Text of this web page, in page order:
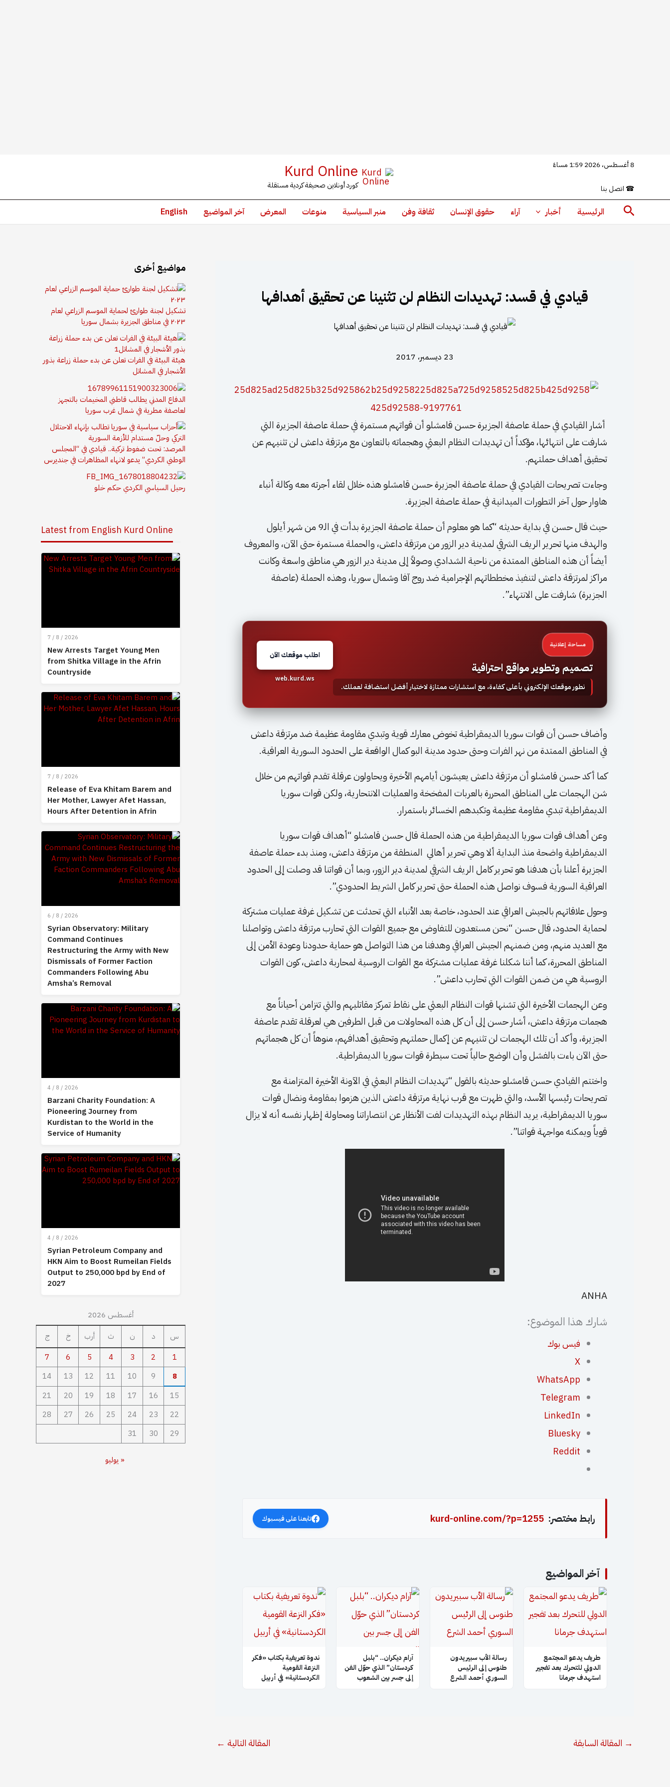
المحتوى
8 أغسطس، 2026 1:59 مساءً
☎ اتصل بنا
Kurd Online
كورد أونلاين صحيفة كردية مستقلة
البحث الرئيسية أخبار آراء حقوق الإنسان ثقافة وفن منبر السياسية منوعات المعرض آخر المواضيع English
قيادي في قسد: تهديدات النظام لن تثنينا عن تحقيق أهدافها
23 ديسمبر، 2017
أشار القيادي في حملة عاصفة الجزيرة حسن قامشلو أن قواتهم مستمرة في حملة عاصفة الجزيرة التي
شارفت على انتهائها، مؤكداً أن تهديدات النظام البعثي وهجماته بالتعاون مع مرتزقة داعش لن تثنيهم عن
تحقيق أهداف حملتهم.
وجاءت تصريحات القيادي في حملة عاصفة الجزيرة حسن قامشلو هذه خلال لقاء أجرته معه وكالة أنباء
هاوار حول آخر التطورات الميدانية في حملة عاصفة الجزيرة.
حيث قال حسن في بداية حديثه “كما هو معلوم أن حملة عاصفة الجزيرة بدأت في الـ9 من شهر أيلول
والهدف منها تحرير الريف الشرقي لمدينة دير الزور من مرتزقة داعش، والحملة مستمرة حتى الآن، والمعروف
أيضاً أن هذه المناطق الممتدة من ناحية الشدادي وصولاً إلى مدينة دير الزور هي مناطق واسعة وكانت
مراكز لمرتزقة داعش لتنفيذ مخططاتهم الإجرامية ضد روج آفا وشمال سوريا، وهذه الحملة (عاصفة
الجزيرة) شارفت على الانتهاء”.
مساحة إعلانية
تصميم وتطوير مواقع احترافية
نطور موقعك الإلكتروني بأعلى كفاءة، مع استشارات ممتازة لاختيار أفضل استضافة لعملك.
اطلب موقعك الآن
web.kurd.ws
وأضاف حسن أن قوات سوريا الديمقراطية تخوض معارك قوية وتبدي مقاومة عظيمة ضد مرتزقة داعش
في المناطق الممتدة من نهر الفرات وحتى حدود مدينة البو كمال الواقعة على الحدود السورية العراقية.
كما أكد حسن قامشلو أن مرتزقة داعش يعيشون أيامهم الأخيرة ويحاولون عرقلة تقدم قواتهم من خلال
شن الهجمات على المناطق المحررة بالعربات المفخخة والعمليات الانتحارية، ولكن قوات سوريا
الديمقراطية تبدي مقاومة عظيمة وتكبدهم الخسائر باستمرار.
وعن أهداف قوات سوريا الديمقراطية من هذه الحملة قال حسن قامشلو “أهداف قوات سوريا
الديمقراطية واضحة منذ البداية ألا وهي تحرير أهالي المنطقة من مرتزقة داعش، ومنذ بدء حملة عاصفة
الجزيرة أعلنا بأن هدفنا هو تحرير كامل الريف الشرقي لمدينة دير الزور، وبما أن قواتنا قد وصلت إلى الحدود
العراقية السورية فسوف نواصل هذه الحملة حتى تحرير كامل الشريط الحدودي”.
وحول علاقاتهم بالجيش العراقي عند الحدود، خاصة بعد الأنباء التي تحدثت عن تشكيل غرفة عمليات مشتركة
لحماية الحدود، قال حسن “نحن مستعدون للتفاوض مع جميع القوات التي تحارب مرتزقة داعش وتواصلنا
مع العديد منهم، ومن ضمنهم الجيش العراقي وهدفنا من هذا التواصل هو حماية حدودنا وعودة الأمن إلى
المناطق المحررة، كما أننا شكلنا غرفة عمليات مشتركة مع القوات الروسية لمحاربة داعش، كون القوات
الروسية هي من ضمن القوات التي تحارب داعش”.
وعن الهجمات الأخيرة التي تشنها قوات النظام البعثي على نقاط تمركز مقاتليهم والتي تتزامن أحياناً مع
هجمات مرتزقة داعش، أشار حسن إلى أن كل هذه المحاولات من قبل الطرفين هي لعرقلة تقدم عاصفة
الجزيرة، وأكد أن تلك الهجمات لن تثنيهم عن إكمال حملتهم وتحقيق أهدافهم، منوهاً أن كل هجماتهم
حتى الآن باءت بالفشل وأن الوضع حالياً تحت سيطرة قوات سوريا الديمقراطية.
واختتم القيادي حسن قامشلو حديثه بالقول “تهديدات النظام البعثي في الآونة الأخيرة المتزامنة مع
تصريحات رئيسها الأسد، والتي ظهرت مع قرب نهاية مرتزقة داعش الذين هزموا بمقاومة ونضال قوات
سوريا الديمقراطية، يريد النظام بهذه التهديدات لفت الأنظار عن انتصاراتنا ومحاولة إظهار نفسه أنه لا يزال
قوياً ويمكنه مواجهة قواتنا”.
ANHA
شارك هذا الموضوع:
فيس بوك
X
WhatsApp
Telegram
LinkedIn
Bluesky
Reddit
رابط مختصر: kurd-online.com/?p=1255 تابعنا على فيسبوك
آخر المواضيع
طريف يدعو المجتمع
الدولي للتحرك بعد تفجير
استهدف جرمانا
رسالة الأب سبيريدون
طنوس إلى الرئيس
السوري أحمد الشرع
آرام ديكران.. “بلبل
كردستان” الذي حوّل الفن
إلى جسر بين الشعوب
ندوة تعريفية بكتاب «فكر
النزعة القومية
الكردستانية» في أربيل
→ المقالة السابقة المقالة التالية ←
مواضيع أخرى
تشكيل لجنة طوارئ لحماية الموسم الزراعي لعام
٢٠٢٣ في مناطق الجزيرة بشمال سوريا
هيئة البيئة في الفرات تعلن عن بدء حملة زراعة بذور
الأشجار في المشاتل
الدفاع المدني يطالب قاطني المخيمات بالتجهز
لعاصفة مطرية في شمال غرب سوريا
المرصد: تحت ضغوط تركية.. قيادي في “المجلس
الوطني الكردي” يدعو لانهاء المظاهرات في جنديرس
رحيل السياسي الكردي حكم خلو
Latest from English Kurd Online
7 / 8 / 2026
New Arrests Target Young Men
from Shitka Village in the Afrin
Countryside
7 / 8 / 2026
Release of Eva Khitam Barem and
Her Mother, Lawyer Afet Hassan,
Hours After Detention in Afrin
6 / 8 / 2026
Syrian Observatory: Military
Command Continues
Restructuring the Army with New
Dismissals of Former Faction
Commanders Following Abu
Amsha’s Removal
4 / 8 / 2026
Barzani Charity Foundation: A
Pioneering Journey from
Kurdistan to the World in the
Service of Humanity
4 / 8 / 2026
Syrian Petroleum Company and
HKN Aim to Boost Rumeilan Fields
Output to 250,000 bpd by End of
2027
أغسطس 2026
س
د ن ث أرب خ
ج
1
2
3
4
5
6
7
8
9
10
11
12
13
14
15
16
17
18
19
20
21
22
23
24
25
26
27
28
29
30
31
« يوليو